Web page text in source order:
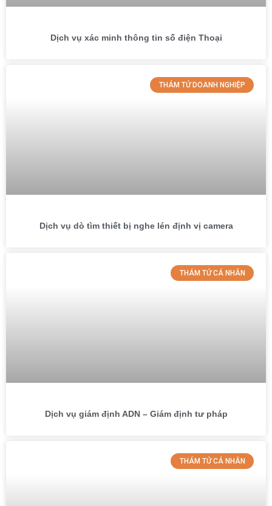
Dịch vụ xác minh thông tin số điện Thoại
THÁM TỬ DOANH NGHIỆP
Dịch vụ dò tìm thiết bị nghe lén định vị camera
THÁM TỬ CÁ NHÂN
Dịch vụ giám định ADN – Giám định tư pháp
THÁM TỬ CÁ NHÂN